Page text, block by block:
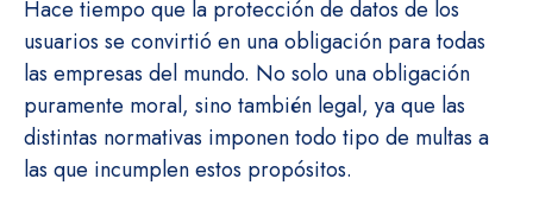
Hace tiempo que la protección de datos de los
usuarios se convirtió en una obligación para todas
las empresas del mundo. No solo una obligación
puramente moral, sino también legal, ya que las
distintas normativas imponen todo tipo de multas a
las que incumplen estos propósitos.